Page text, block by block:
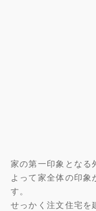
家の第一印象となる
よって家全体の印
す。
せっかく注文住宅を